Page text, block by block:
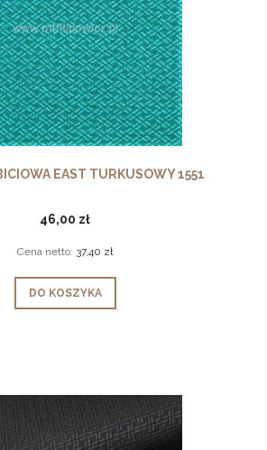
EAST TURKUSOWY 1551
46,00 zł
Cena netto: 37,40 zł
DO KOSZYKA